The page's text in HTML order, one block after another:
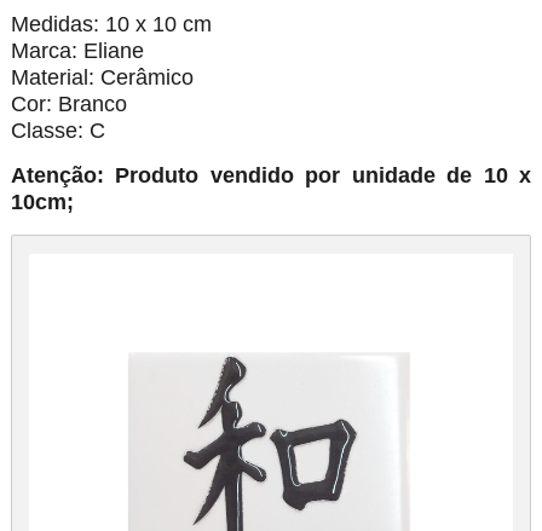
Medidas: 10 x 10 cm
Marca: Eliane
Material: Cerâmico
Cor: Branco
Classe: C
Atenção: Produto vendido por unidade de 10 x
10cm;